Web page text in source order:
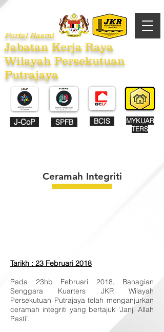
Portal Rasmi
Jabatan Kerja Raya
Wilayah Persekutuan
Putrajaya
J-CoP
MYKUAR
TERS
SPFB BCIS
Ceramah Integriti
Tarikh : 23 Februari 2018
Pada 23hb Februari 2018, Bahagian
Senggara Kuarters JKR Wilayah
Persekutuan Putrajaya telah menganjurkan
ceramah integriti yang bertajuk ‘Janji Allah
Pasti’.